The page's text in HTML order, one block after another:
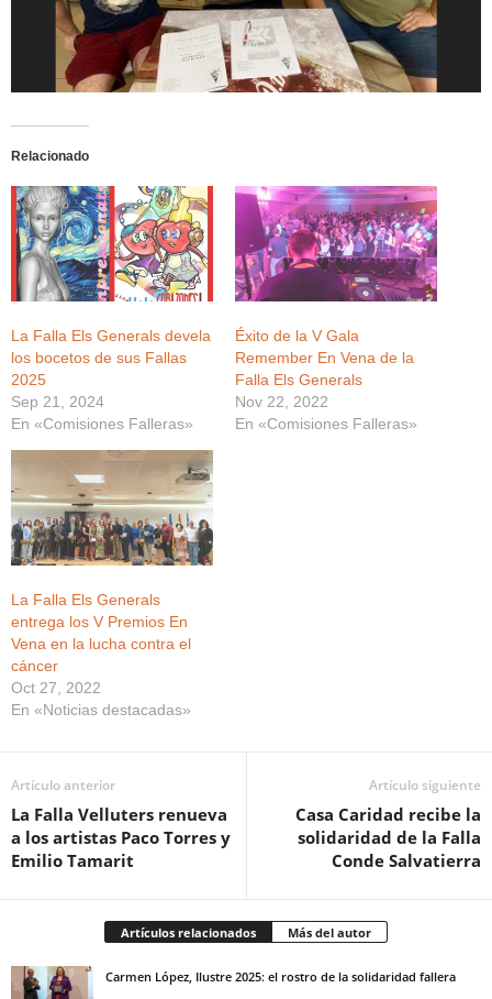
Relacionado
La Falla Els Generals devela
los bocetos de sus Fallas
2025
Sep 21, 2024
En «Comisiones Falleras»
Éxito de la V Gala
Remember En Vena de la
Falla Els Generals
Nov 22, 2022
En «Comisiones Falleras»
La Falla Els Generals
entrega los V Premios En
Vena en la lucha contra el
cáncer
Oct 27, 2022
En «Noticias destacadas»
Artículo anterior
La Falla Velluters renueva
a los artistas Paco Torres y
Emilio Tamarit
Artículo siguiente
Casa Caridad recibe la
solidaridad de la Falla
Conde Salvatierra
Artículos relacionados Más del autor
Carmen López, Ilustre 2025: el rostro de la solidaridad fallera